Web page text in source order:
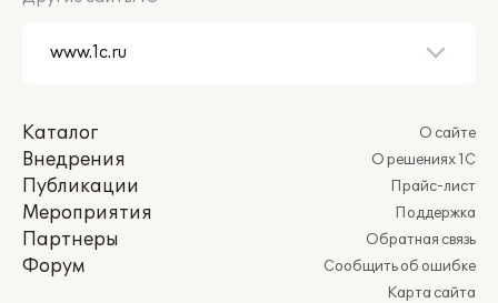
Каталог
Внедрения
Публикации
Мероприятия
Партнеры
Форум
О сайте
О решениях 1С
Прайс-лист
Поддержка
Обратная связь
Сообщить об ошибке
Карта сайта